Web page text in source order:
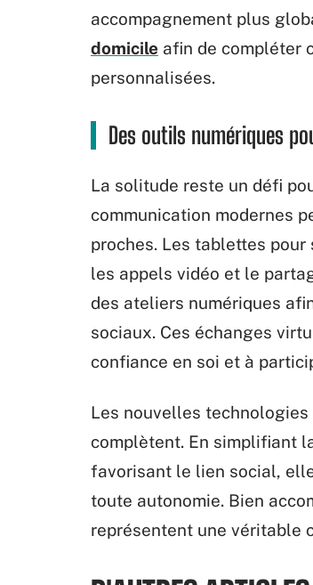
accompagnement plus
domicile afin de compléter
personnalisées.
Des outils numériques
La solitude reste un défi
communication modernes
proches. Les tablettes
les appels vidéo et le
des ateliers numériques
sociaux. Ces échanges
confiance en soi et à
Les nouvelles
complètent. En simplifiant
favorisant le lien social,
toute autonomie. Bien
représentent une véritable